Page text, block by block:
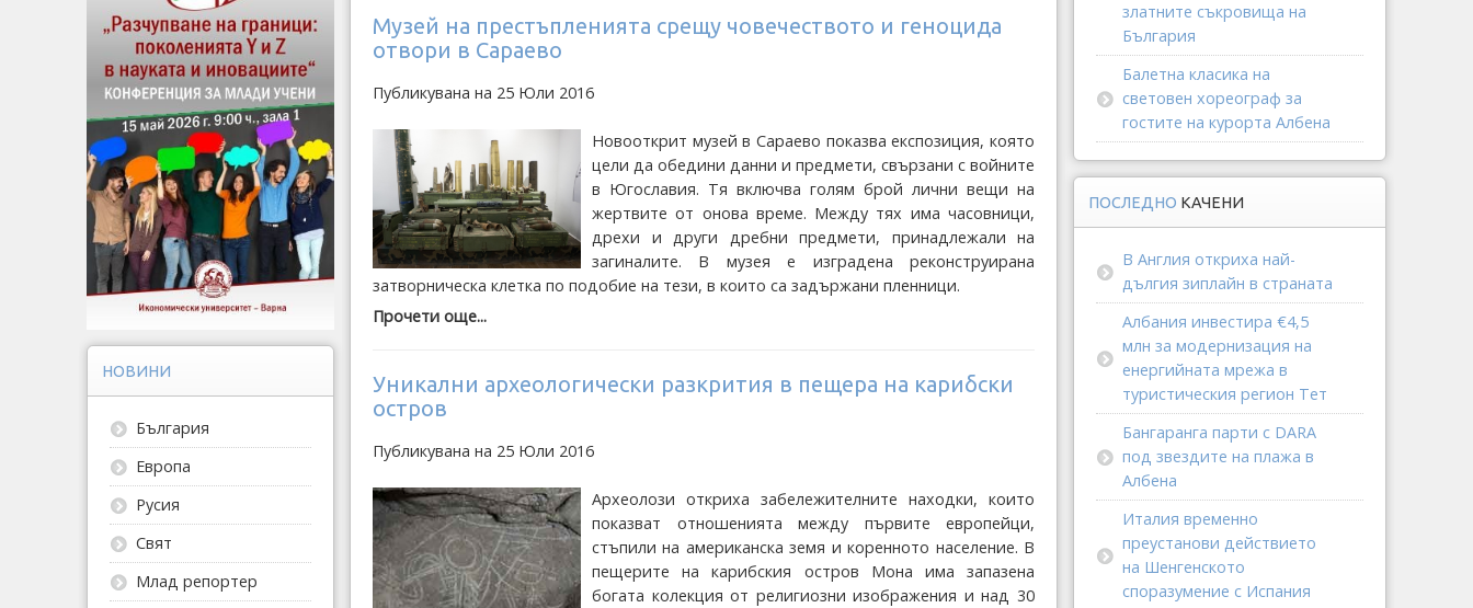
Музей на престъпленията срещу човечеството и геноцида
отвори в Сараево
Публикувана на 25 Юли 2016
Новооткрит музей в Сараево показва експозиция, която
цели да обедини данни и предмети, свързани с войните
в Югославия. Тя включва голям брой лични вещи на
жертвите от онова време. Между тях има часовници,
дрехи и други дребни предмети, принадлежали на
загиналите. В музея е изградена реконструирана
затворническа клетка по подобие на тези, в които са задържани пленници.
Прочети още...
Уникални археологически разкрития в пещера на карибски
остров
Публикувана на 25 Юли 2016
Археолози откриха забележителните находки, които
показват отношенията между първите европейци,
стъпили на американска земя и коренното население. В
пещерите на карибския остров Мона има запазена
богата колекция от религиозни изображения и над 30
НОВИНИ
България
Европа
Русия
Свят
Млад репортер
златните съкровища на
България
Балетна класика на
световен хореограф за
гостите на курорта Албена
ПОСЛЕДНО КАЧЕНИ
В Англия откриха най-
дългия зиплайн в страната
Албания инвестира €4,5
млн за модернизация на
енергийната мрежа в
туристическия регион Тет
Бангаранга парти с DARA
под звездите на плажа в
Албена
Италия временно
преустанови действието
на Шенгенското
споразумение с Испания